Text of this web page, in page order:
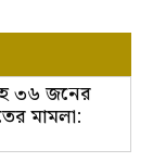
৩৬ জনের
মামলা: